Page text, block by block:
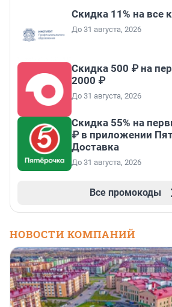
Скидка 11% на все
До 31 августа, 2026
Скидка 500 ₽ на
2000 ₽
До 31 августа, 2026
Скидка 55% на
₽ в приложении
Доставка
До 31 августа, 2026
Все промокоды
НОВОСТИ КОМПАНИЙ